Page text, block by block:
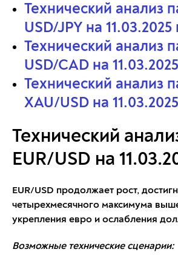
Технический анализ
USD/JPY на 11.03.2025
Технический анализ
USD/CAD на 11.03.2025
Технический анализ
XAU/USD на 11.03.2025
Технический
EUR/USD на
EUR/USD продолжает рост,
четырехмесячного максимума
укрепления евро и ослабления
Возможные технические сценарии: